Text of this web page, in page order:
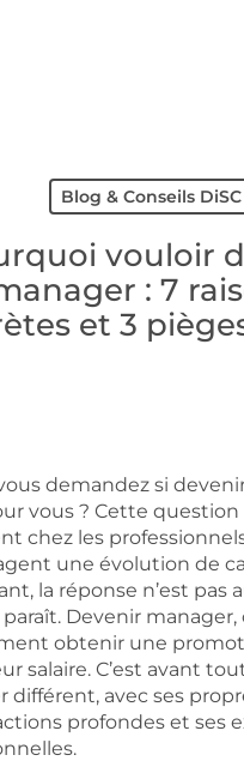
Blog & Conseils DiSC
vouloir
: 7
et 3
demandez si
vous ? Cette
chez les
une évolution de
la réponse n’est pas
paraît. Devenir manager,
obtenir une
salaire. C’est avant
différent, avec ses
profondes et ses